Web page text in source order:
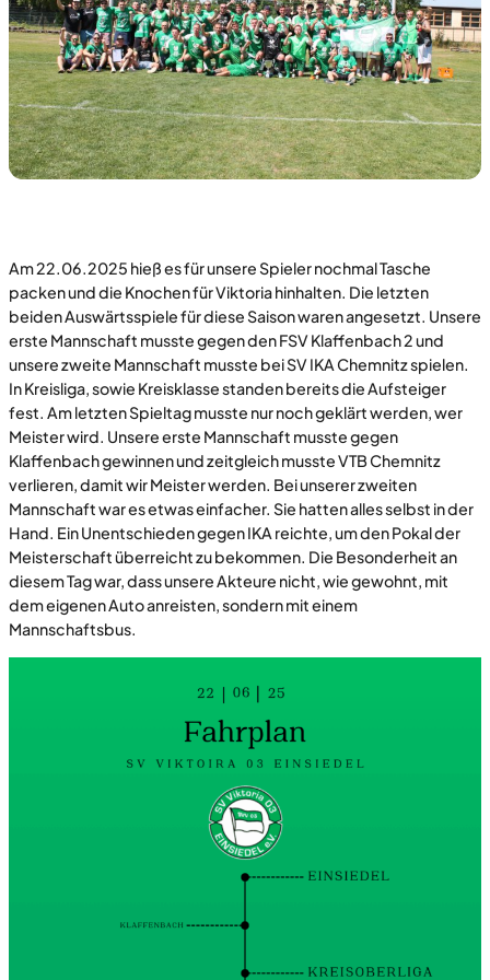
Am 22.06.2025 hieß es für unsere Spieler nochmal Tasche
packen und die Knochen für Viktoria hinhalten. Die letzten
beiden Auswärtsspiele für diese Saison waren angesetzt. Unsere
erste Mannschaft musste gegen den FSV Klaffenbach 2 und
unsere zweite Mannschaft musste bei SV IKA Chemnitz spielen.
In Kreisliga, sowie Kreisklasse standen bereits die Aufsteiger
fest. Am letzten Spieltag musste nur noch geklärt werden, wer
Meister wird. Unsere erste Mannschaft musste gegen
Klaffenbach gewinnen und zeitgleich musste VTB Chemnitz
verlieren, damit wir Meister werden. Bei unserer zweiten
Mannschaft war es etwas einfacher. Sie hatten alles selbst in der
Hand. Ein Unentschieden gegen IKA reichte, um den Pokal der
Meisterschaft überreicht zu bekommen. Die Besonderheit an
diesem Tag war, dass unsere Akteure nicht, wie gewohnt, mit
dem eigenen Auto anreisten, sondern mit einem
Mannschaftsbus.